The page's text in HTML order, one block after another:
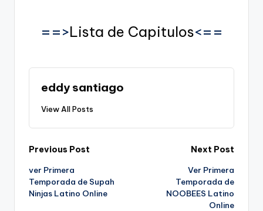
==>Lista de Capitulos<==
eddy santiago
View All Posts
Post
navigation
Previous Post
ver Primera
Temporada de Supah
Ninjas Latino Online
Next Post
Ver Primera
Temporada de
NOOBEES Latino
Online